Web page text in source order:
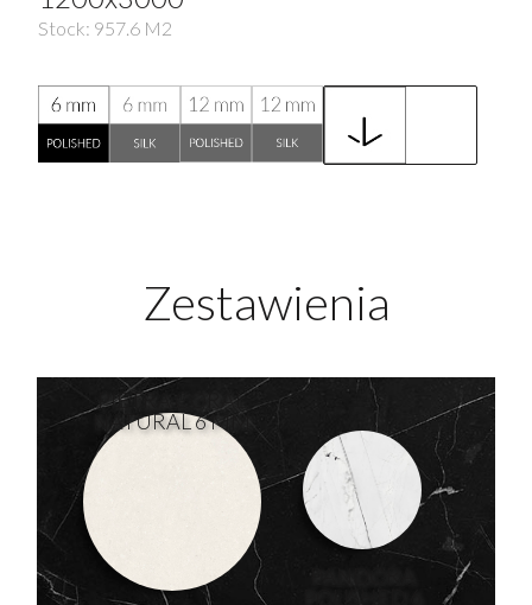
Stock: 957.6 M2
Zestawienia
PANDORA
PIETRA CORAL
NATURAL 6 MM